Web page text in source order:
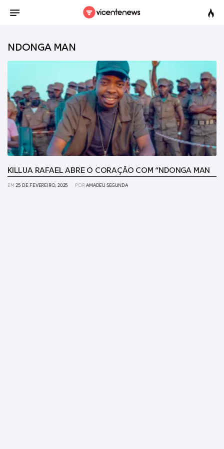
NDONGA MAN
KILLUA RAFAEL ABRE O CORAÇÃO COM “NDONGA MAN
EM25 DE FEVEREIRO, 2025 PORAMADEU SEGUNDA